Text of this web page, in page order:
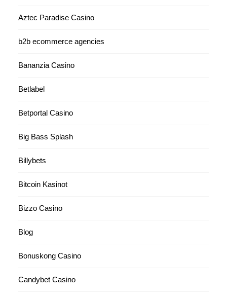
Aztec Paradise Casino
b2b ecommerce agencies
Bananzia Casino
Betlabel
Betportal Casino
Big Bass Splash
Billybets
Bitcoin Kasinot
Bizzo Casino
Blog
Bonuskong Casino
Candybet Casino